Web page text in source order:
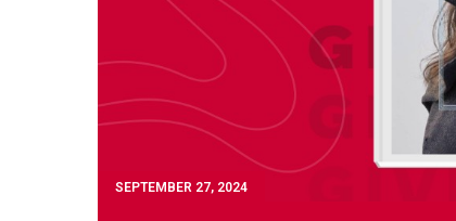
SEPTEMBER 27, 2024